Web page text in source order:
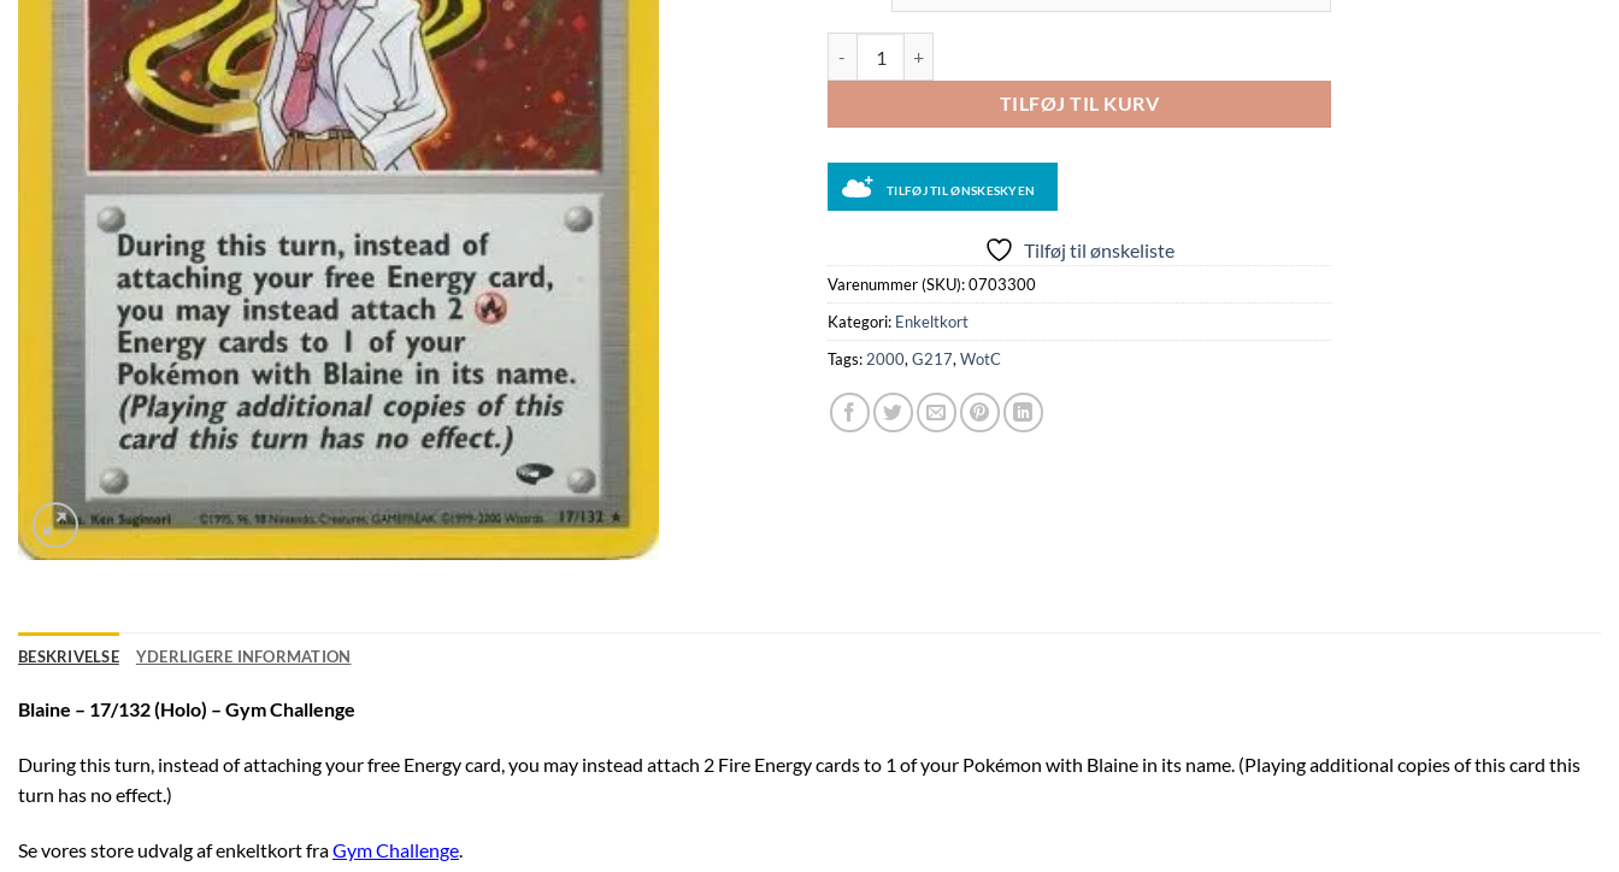
TILFØJ TIL KURV
TILFØJ TIL ØNSKESKYEN
Tilføj til ønskeliste
Varenummer (SKU):0703300
Kategori: Enkeltkort
Tags: 2000, G217, WotC
BESKRIVELSE YDERLIGERE INFORMATION
Blaine – 17/132 (Holo) – Gym Challenge
During this turn, instead of attaching your free Energy card, you may instead attach 2 Fire Energy cards to 1 of your Pokémon with Blaine in its name. (Playing additional copies of this card this
turn has no effect.)
Se vores store udvalg af enkeltkort fraGym Challenge